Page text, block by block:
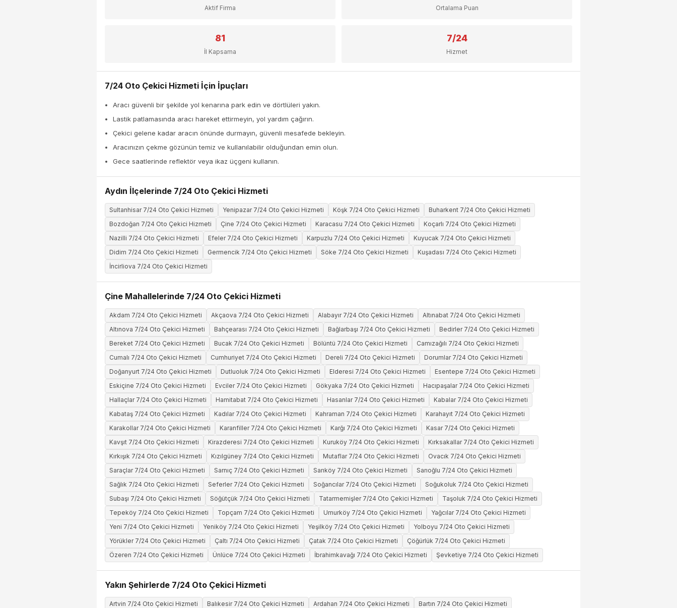
Aktif Firma Ortalama Puan
81
İl Kapsama
7/24
Hizmet
7/24 Oto Çekici Hizmeti İçin İpuçları
Aracı güvenli bir şekilde yol kenarına park edin ve dörtlüleri yakın.
Lastik patlamasında aracı hareket ettirmeyin, yol yardım çağırın.
Çekici gelene kadar aracın önünde durmayın, güvenli mesafede bekleyin.
Aracınızın çekme gözünün temiz ve kullanılabilir olduğundan emin olun.
Gece saatlerinde reflektör veya ikaz üçgeni kullanın.
Aydın İlçelerinde 7/24 Oto Çekici Hizmeti
Sultanhisar 7/24 Oto Çekici Hizmeti Yenipazar 7/24 Oto Çekici Hizmeti Köşk 7/24 Oto Çekici Hizmeti
Buharkent 7/24 Oto Çekici Hizmeti
Bozdoğan 7/24 Oto Çekici Hizmeti
Çine 7/24 Oto Çekici Hizmeti Karacasu 7/24 Oto Çekici Hizmeti
Koçarlı 7/24 Oto Çekici Hizmeti
Nazilli 7/24 Oto Çekici Hizmeti
Efeler 7/24 Oto Çekici Hizmeti Karpuzlu 7/24 Oto Çekici Hizmeti
Kuyucak 7/24 Oto Çekici Hizmeti
Didim 7/24 Oto Çekici Hizmeti
Germencik 7/24 Oto Çekici Hizmeti Söke 7/24 Oto Çekici Hizmeti
Kuşadası 7/24 Oto Çekici Hizmeti
İncirliova 7/24 Oto Çekici Hizmeti
Çine Mahallelerinde 7/24 Oto Çekici Hizmeti
Akdam 7/24 Oto Çekici Hizmeti Akçaova 7/24 Oto Çekici Hizmeti Alabayır 7/24 Oto Çekici Hizmeti
Altınabat 7/24 Oto Çekici Hizmeti
Altınova 7/24 Oto Çekici Hizmeti
Bahçearası 7/24 Oto Çekici Hizmeti Bağlarbaşı 7/24 Oto Çekici Hizmeti
Bedirler 7/24 Oto Çekici Hizmeti
Bereket 7/24 Oto Çekici Hizmeti
Bucak 7/24 Oto Çekici Hizmeti Bölüntü 7/24 Oto Çekici Hizmeti
Camızağılı 7/24 Oto Çekici Hizmeti
Cumalı 7/24 Oto Çekici Hizmeti
Cumhuriyet 7/24 Oto Çekici Hizmeti Dereli 7/24 Oto Çekici Hizmeti
Dorumlar 7/24 Oto Çekici Hizmeti
Doğanyurt 7/24 Oto Çekici Hizmeti
Dutluoluk 7/24 Oto Çekici Hizmeti Elderesi 7/24 Oto Çekici Hizmeti
Esentepe 7/24 Oto Çekici Hizmeti
Eskiçine 7/24 Oto Çekici Hizmeti
Evciler 7/24 Oto Çekici Hizmeti Gökyaka 7/24 Oto Çekici Hizmeti
Hacıpaşalar 7/24 Oto Çekici Hizmeti
Hallaçlar 7/24 Oto Çekici Hizmeti
Hamitabat 7/24 Oto Çekici Hizmeti Hasanlar 7/24 Oto Çekici Hizmeti
Kabalar 7/24 Oto Çekici Hizmeti
Kabataş 7/24 Oto Çekici Hizmeti
Kadılar 7/24 Oto Çekici Hizmeti Kahraman 7/24 Oto Çekici Hizmeti
Karahayıt 7/24 Oto Çekici Hizmeti
Karakollar 7/24 Oto Çekici Hizmeti
Karanfiller 7/24 Oto Çekici Hizmeti Karğı 7/24 Oto Çekici Hizmeti
Kasar 7/24 Oto Çekici Hizmeti
Kavşıt 7/24 Oto Çekici Hizmeti
Kirazderesi 7/24 Oto Çekici Hizmeti Kuruköy 7/24 Oto Çekici Hizmeti
Kırksakallar 7/24 Oto Çekici Hizmeti
Kırkışık 7/24 Oto Çekici Hizmeti
Kızılgüney 7/24 Oto Çekici Hizmeti Mutaflar 7/24 Oto Çekici Hizmeti
Ovacık 7/24 Oto Çekici Hizmeti
Saraçlar 7/24 Oto Çekici Hizmeti
Sarnıç 7/24 Oto Çekici Hizmeti Sarıköy 7/24 Oto Çekici Hizmeti
Sarıoğlu 7/24 Oto Çekici Hizmeti
Sağlık 7/24 Oto Çekici Hizmeti
Seferler 7/24 Oto Çekici Hizmeti Soğancılar 7/24 Oto Çekici Hizmeti
Soğukoluk 7/24 Oto Çekici Hizmeti
Subaşı 7/24 Oto Çekici Hizmeti
Söğütçük 7/24 Oto Çekici Hizmeti Tatarmemişler 7/24 Oto Çekici Hizmeti
Taşoluk 7/24 Oto Çekici Hizmeti
Tepeköy 7/24 Oto Çekici Hizmeti
Topçam 7/24 Oto Çekici Hizmeti Umurköy 7/24 Oto Çekici Hizmeti
Yağcılar 7/24 Oto Çekici Hizmeti
Yeni 7/24 Oto Çekici Hizmeti
Yeniköy 7/24 Oto Çekici Hizmeti Yeşilköy 7/24 Oto Çekici Hizmeti
Yolboyu 7/24 Oto Çekici Hizmeti
Yörükler 7/24 Oto Çekici Hizmeti
Çaltı 7/24 Oto Çekici Hizmeti Çatak 7/24 Oto Çekici Hizmeti
Çöğürlük 7/24 Oto Çekici Hizmeti
Özeren 7/24 Oto Çekici Hizmeti
Ünlüce 7/24 Oto Çekici Hizmeti İbrahimkavağı 7/24 Oto Çekici Hizmeti Şevketiye 7/24 Oto Çekici Hizmeti
Yakın Şehirlerde 7/24 Oto Çekici Hizmeti
Artvin 7/24 Oto Çekici Hizmeti Balıkesir 7/24 Oto Çekici Hizmeti Ardahan 7/24 Oto Çekici Hizmeti
Bartın 7/24 Oto Çekici Hizmeti